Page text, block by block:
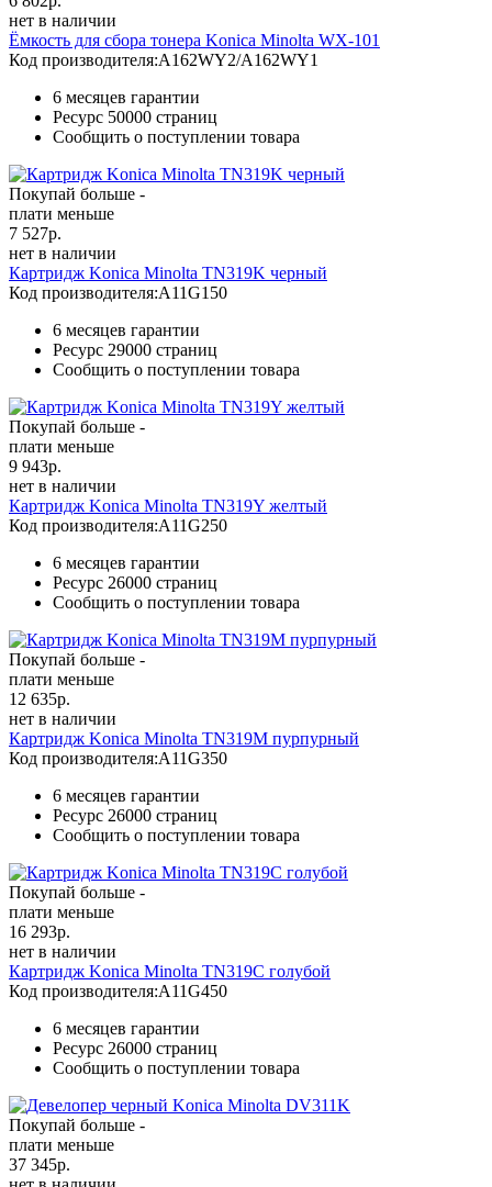
нет в наличии
Ёмкость для сбора тонера Konica Minolta WX-101
Код производителя:A162WY2/A162WY1
6 месяцев гарантии
Ресурс 50000 страниц
Сообщить о поступлении товара
Покупай больше -
плати меньше
7 527р.
нет в наличии
Картридж Konica Minolta TN319K черный
Код производителя:A11G150
6 месяцев гарантии
Ресурс 29000 страниц
Сообщить о поступлении товара
Покупай больше -
плати меньше
9 943р.
нет в наличии
Картридж Konica Minolta TN319Y желтый
Код производителя:A11G250
6 месяцев гарантии
Ресурс 26000 страниц
Сообщить о поступлении товара
Покупай больше -
плати меньше
12 635р.
нет в наличии
Картридж Konica Minolta TN319M пурпурный
Код производителя:A11G350
6 месяцев гарантии
Ресурс 26000 страниц
Сообщить о поступлении товара
Покупай больше -
плати меньше
16 293р.
нет в наличии
Картридж Konica Minolta TN319C голубой
Код производителя:A11G450
6 месяцев гарантии
Ресурс 26000 страниц
Сообщить о поступлении товара
Покупай больше -
плати меньше
37 345р.